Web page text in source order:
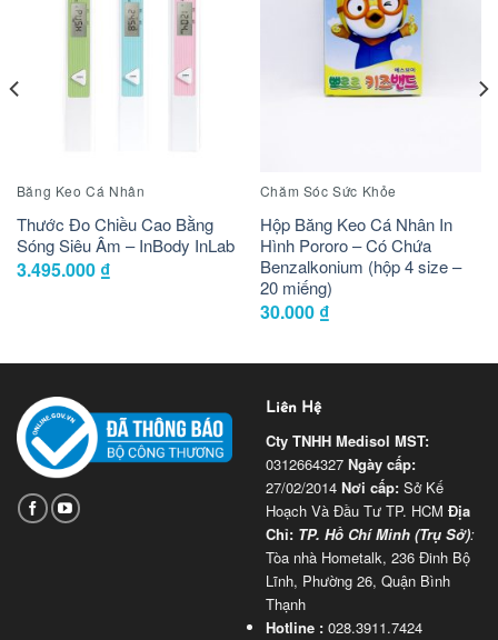
Băng Keo Cá Nhân
Thước Đo Chiều Cao Bằng
Sóng Siêu Âm – InBody InLab
3.495.000 ₫
Chăm Sóc Sức Khỏe
Hộp Băng Keo Cá Nhân In
Hình Pororo – Có Chứa
Benzalkonium (hộp 4 size –
20 miếng)
30.000 ₫
Liên Hệ
Cty TNHH Medisol MST:
0312664327 Ngày cấp:
27/02/2014 Nơi cấp: Sở Kế
Hoạch Và Đầu Tư TP. HCM Địa
Chỉ: TP. Hồ Chí Minh (Trụ Sở):
Tòa nhà Hometalk, 236 Đinh Bộ
Lĩnh, Phường 26, Quận Bình
Thạnh
Hotline : 028.3911.7424